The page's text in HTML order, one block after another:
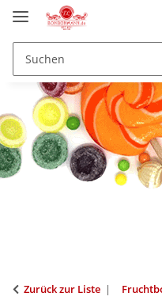
Zurück zur Liste